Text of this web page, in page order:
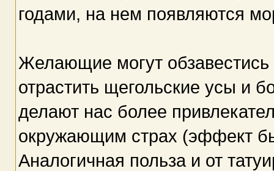
годами, на нем появляются
Желающие могут
отрастить щегольские усы и
делают нас более
окружающим страх (эффект
Аналогичная польза и от